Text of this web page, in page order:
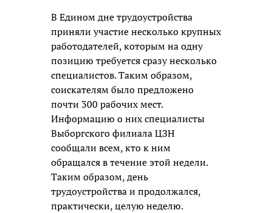
В Едином дне трудоустройства
приняли участие несколько крупных
работодателей, которым на одну
позицию требуется сразу несколько
специалистов. Таким образом,
соискателям было предложено
почти 300 рабочих мест.
Информацию о них специалисты
Выборгского филиала ЦЗН
сообщали всем, кто к ним
обращался в течение этой недели.
Таким образом, день
трудоустройства и продолжался,
практически, целую неделю.